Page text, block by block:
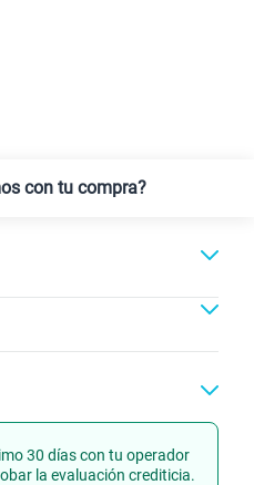
con tu compra?
Portabilidad
30 días con tu operador
la evaluación crediticia.